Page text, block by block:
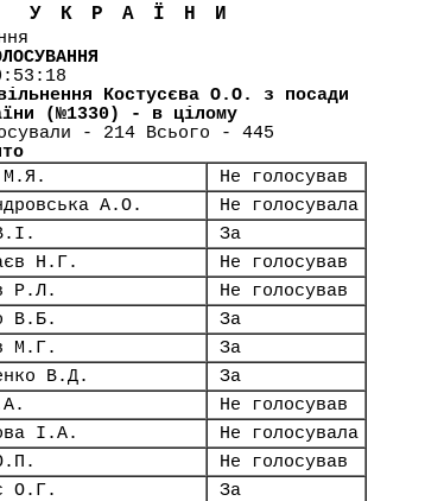
УКРАЇНИ
Костусєва О.О. з посади
(№1330) - в цілому
- 214 Всього - 445
М.Я.
Не голосував
А.О.
Не голосувала
За
Н.Г.
Не голосував
Р.Л.
Не голосував
В.Б.
За
М.Г.
За
В.Д.
За
Не голосував
І.А.
Не голосувала
Не голосував
О.Г.
За